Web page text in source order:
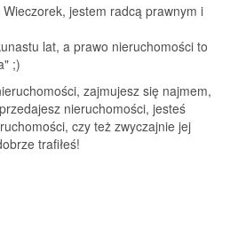
mieszkań
użytkowania
wieczystego
jestem radcą prawnym i
lat, a prawo nieruchomości to
;)
zajmujesz się najmem,
nieruchomości, jesteś
czy też zwyczajnie jej
trafiłeś!